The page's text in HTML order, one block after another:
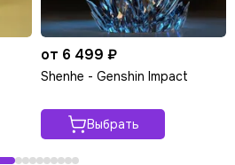
от 6 499 ₽
Shenhe - Genshin Impact
Выбрать